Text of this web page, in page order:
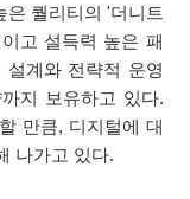
은 퀄리티의 '더니트
고 설득력 높은 패
계와 전략적 운영
지 보유하고 있다.
만큼, 디지털에 대
나가고 있다.